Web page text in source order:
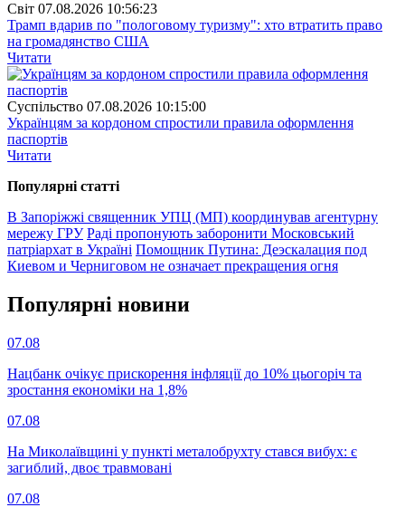
Свiт 07.08.2026 10:56:23
Трамп вдарив по "пологовому туризму": хто втратить право
на громадянство США
Читати
Суспiльство 07.08.2026 10:15:00
Українцям за кордоном спростили правила оформлення
паспортів
Читати
Популярнi статтi
В Запоріжжі священник УПЦ (МП) координував агентурну
мережу ГРУ Раді пропонують заборонити Московський
патріархат в Україні Помощник Путина: Деэскалация под
Киевом и Черниговом не означает прекращения огня
Популярнi новини
07.08
Нацбанк очікує прискорення інфляції до 10% цьогоріч та
зростання економіки на 1,8%
07.08
На Миколаївщині у пункті металобрухту стався вибух: є
загиблий, двоє травмовані
07.08